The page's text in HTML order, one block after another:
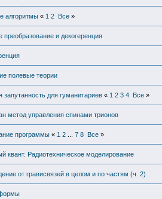
алгоритмы « 1 2 Все»
преобразование и декогеренция
полевые теории
запутанность для гуманитариев « 1 2 3 4 Все»
метод управления спинами трионов
программы « 1 2... 7 8 Все»
квант. Радиотехническое моделирование
от грависвязей в целом и по частям (ч. 2)